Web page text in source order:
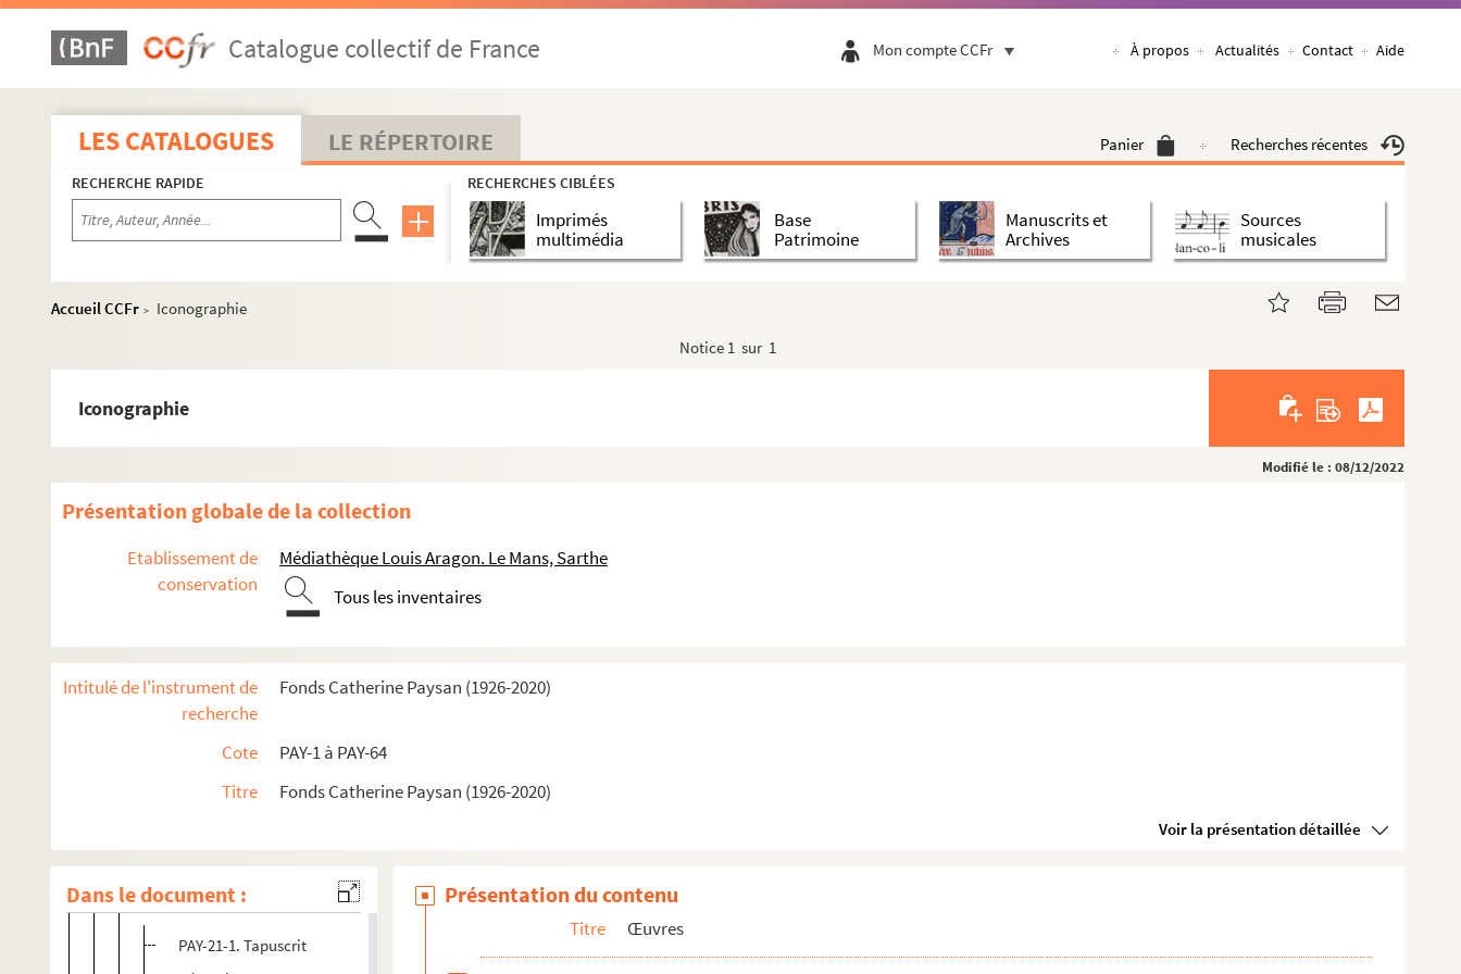
Catalogue collectif de France Mon compte CCFr À propos Actualités Contact Aide
LES CATALOGUES LE RÉPERTOIRE Panier Recherches récentes
RECHERCHE RAPIDE RECHERCHES CIBLÉES
Imprimés
multimédia
Base
Patrimoine
Manuscrits et
Archives
Sources
musicales
Accueil CCFr >
Iconographie
Notice 1 sur 1
Iconographie
Modifié le : 08/12/2022
Présentation globale de la collection
Etablissement de
conservation
Médiathèque Louis Aragon. Le Mans, Sarthe
Tous les inventaires
Intitulé de l'instrument de
recherche
Fonds Catherine Paysan (1926-2020)
Cote
PAY-1 à PAY-64
Titre
Fonds Catherine Paysan (1926-2020)
Voir la présentation détaillée
Dans le document :
Théâtre
PAY-21. Attila Dounaï
PAY-21-1. Tapuscrit
Présentation du contenu
Titre Œuvres